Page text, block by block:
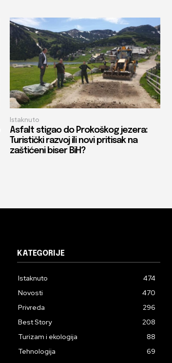
Istaknuto
Asfalt stigao do Prokoškog jezera:
Turistički razvoj ili novi pritisak na
zaštićeni biser BiH?
KATEGORIJE
Istaknuto
474
Novosti
470
Privreda
296
Best Story
208
Turizam i ekologija
88
Tehnologija
69